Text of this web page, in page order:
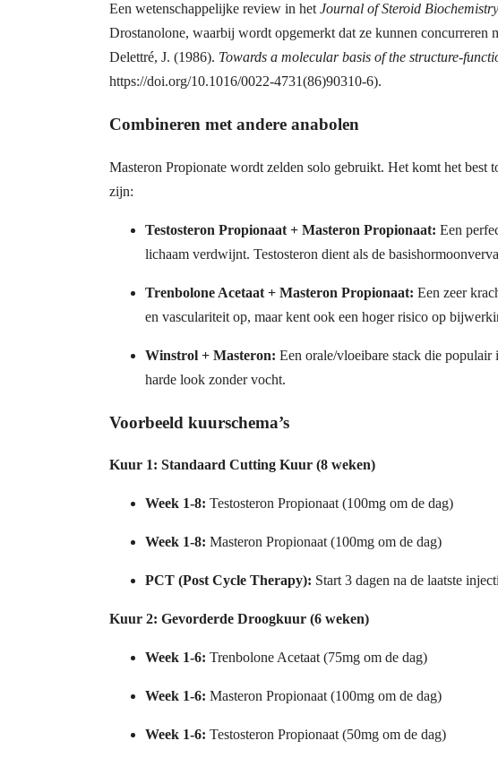
Een wetenschappelijke review in hetJournal of Steroid
Drostanolone, waarbij wordt opgemerkt dat ze kunnen concurreren
Delettré, J. (1986). Towards a molecular basis of the structure-
https://doi.org/10.1016/0022-4731(86)90310-6).
Combineren met andere anabolen
Masteron Propionate wordt zelden solo gebruikt. Het komt het best
zijn:
Testosteron Propionaat + Masteron Propionaat: Een
lichaam verdwijnt. Testosteron dient als de
Trenbolone Acetaat + Masteron Propionaat: Een zeer
en vasculariteit op, maar kent ook een hoger risico op
Winstrol + Masteron: Een orale/vloeibare stack die populair
harde look zonder vocht.
Voorbeeld kuurschema’s
Kuur 1: Standaard Cutting Kuur (8 weken)
Week 1-8: Testosteron Propionaat (100mg om de dag)
Week 1-8: Masteron Propionaat (100mg om de dag)
PCT (Post Cycle Therapy): Start 3 dagen na de laatste
Kuur 2: Gevorderde Droogkuur (6 weken)
Week 1-6: Trenbolone Acetaat (75mg om de dag)
Week 1-6: Masteron Propionaat (100mg om de dag)
Week 1-6: Testosteron Propionaat (50mg om de dag)